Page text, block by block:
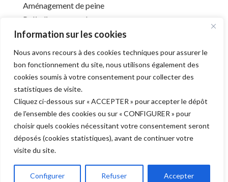
Information sur les cookies
Nous avons recours à des cookies techniques pour assurer le
bon fonctionnement du site, nous utilisons également des
cookies soumis à votre consentement pour collecter des
statistiques de visite.
Cliquez ci-dessous sur « ACCEPTER » pour accepter le dépôt
de l'ensemble des cookies ou sur « CONFIGURER » pour
choisir quels cookies nécessitant votre consentement seront
déposés (cookies statistiques), avant de continuer votre
visite du site.
Configurer Refuser Accepter
Aménagement de peine
Préjudice corporel
Infos utiles
Liens utiles
Mentions légales
Déontologie
Derniers articles